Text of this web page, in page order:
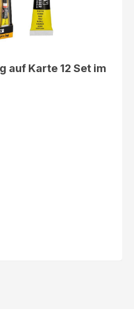
auf Karte 12 Set im